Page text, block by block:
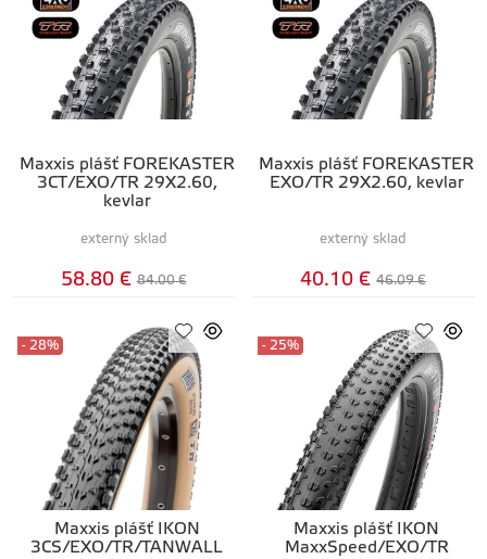
Maxxis plášť FOREKASTER
3CT/EXO/TR 29X2.60,
kevlar
externý sklad
58.80 € 84.00 €
Maxxis plášť FOREKASTER
EXO/TR 29X2.60, kevlar
externý sklad
40.10 € 46.09 €
Maxxis plášť IKON
3CS/EXO/TR/TANWALL
- 28%
Maxxis plášť IKON
MaxxSpeed/EXO/TR
- 25%